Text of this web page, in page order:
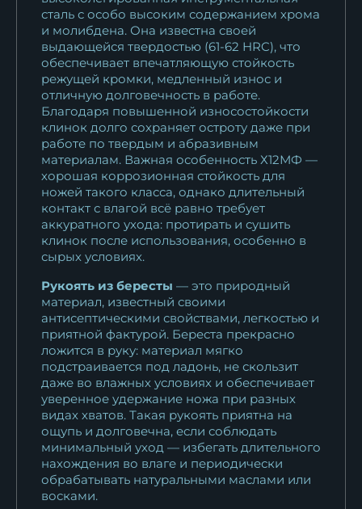
сталь с особо высоким содержанием хрома
и молибдена. Она известна своей
выдающейся твердостью (61-62 HRC), что
обеспечивает впечатляющую стойкость
режущей кромки, медленный износ и
отличную долговечность в работе.
Благодаря повышенной износостойкости
клинок долго сохраняет остроту даже при
работе по твердым и абразивным
материалам. Важная особенность Х12МФ —
хорошая коррозионная стойкость для
ножей такого класса, однако длительный
контакт с влагой всё равно требует
аккуратного ухода: протирать и сушить
клинок после использования, особенно в
сырых условиях.
Рукоять из бересты — это природный
материал, известный своими
антисептическими свойствами, легкостью и
приятной фактурой. Береста прекрасно
ложится в руку: материал мягко
подстраивается под ладонь, не скользит
даже во влажных условиях и обеспечивает
уверенное удержание ножа при разных
видах хватов. Такая рукоять приятна на
ощупь и долговечна, если соблюдать
минимальный уход — избегать длительного
нахождения во влаге и периодически
обрабатывать натуральными маслами или
восками.